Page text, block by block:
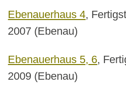
Ebenauerhaus 4,
2007 (Ebenau)
Ebenauerhaus 5, 6,
2009 (Ebenau)